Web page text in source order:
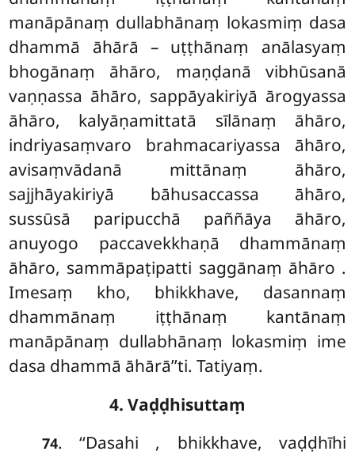
manāpānaṃ dullabhānaṃ lokasmiṃ dasa
dhammā āhārā – uṭṭhānaṃ anālasyaṃ
bhogānaṃ āhāro, maṇḍanā vibhūsanā
vaṇṇassa āhāro, sappāyakiriyā ārogyassa
āhāro, kalyāṇamittatā sīlānaṃ āhāro,
indriyasaṃvaro brahmacariyassa āhāro,
avisaṃvādanā mittānaṃ āhāro,
sajjhāyakiriyā bāhusaccassa āhāro,
sussūsā paripucchā paññāya āhāro,
anuyogo paccavekkhaṇā dhammānaṃ
āhāro, sammāpaṭipatti saggānaṃ āhāro .
Imesaṃ kho, bhikkhave, dasannaṃ
dhammānaṃ iṭṭhānaṃ kantānaṃ
manāpānaṃ dullabhānaṃ lokasmiṃ ime
dasa dhammā āhārā’’ti. Tatiyaṃ.
4. Vaḍḍhisuttaṃ
74. ‘‘Dasahi , bhikkhave, vaḍḍhīhi